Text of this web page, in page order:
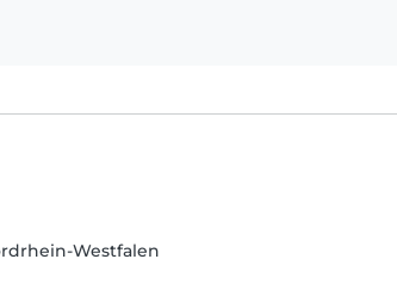
Westfalen